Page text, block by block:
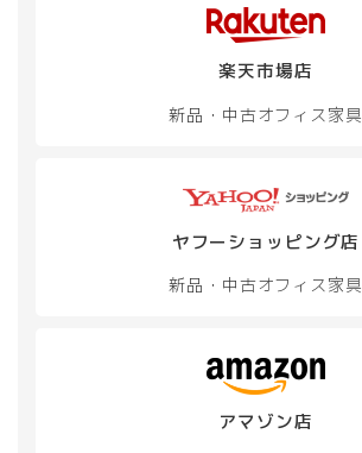
楽天市場店
新品・中古オフィス家具
ヤフーショッピング店
新品・中古オフィス家具
アマゾン店